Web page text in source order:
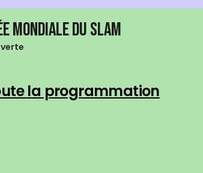
mondiale du Slam
la programmation